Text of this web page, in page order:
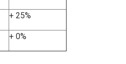
+ 25%
+ 0%